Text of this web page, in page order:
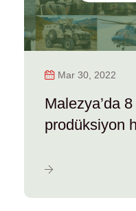
Mar 30, 2022
Malezya’da
prodüksiyon